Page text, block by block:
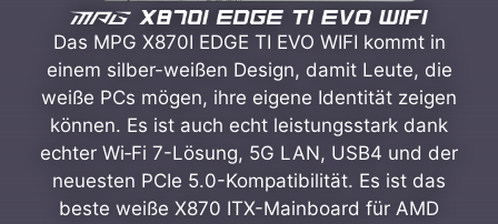
Das MPG X870I EDGE TI EVO WIFI kommt in
einem silber-weißen Design, damit Leute, die
weiße PCs mögen, ihre eigene Identität zeigen
können. Es ist auch echt leistungsstark dank
echter Wi‑Fi 7-Lösung, 5G LAN, USB4 und der
neuesten PCIe 5.0-Kompatibilität. Es ist das
beste weiße X870 ITX-Mainboard für AMD